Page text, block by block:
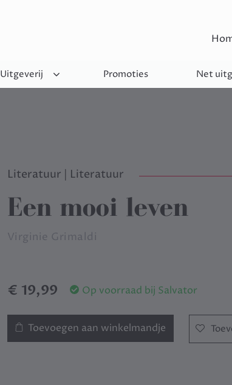
Uitgeverij Promoties Net
Literatuur | Literatuur
Een mooi leven
Virginie Grimaldi
€ 19,99 Op voorraad bij Salvator
Toevoegen aan winkelmandje